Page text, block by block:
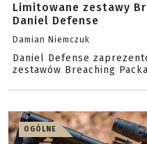
Limitowane zestawy
Daniel Defense
Damian Niemczuk
Daniel Defense
zestawów Breaching
OGÓLNE